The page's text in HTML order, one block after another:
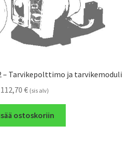
– Tarvikepolttimo ja tarvikemoduli
112,70 € (sis alv)
ostoskoriin